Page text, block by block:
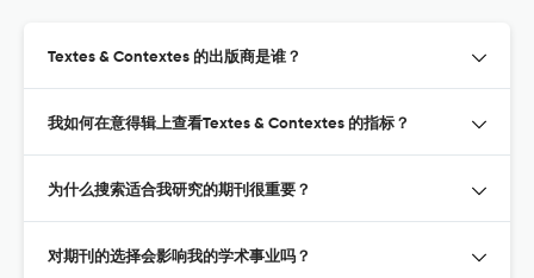
Textes & Contextes 的出版商是谁？
我如何在意得辑上查看Textes & Contextes 的指标？
为什么搜索适合我研究的期刊很重要？
对期刊的选择会影响我的学术事业吗？